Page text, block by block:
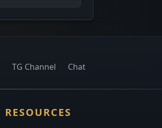
TG Channel Chat
RESOURCES